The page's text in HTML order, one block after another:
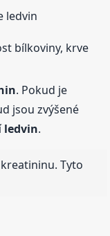
ledvin
bílkoviny, krve
. Pokud je
jsou zvýšené
ledvin.
Tyto